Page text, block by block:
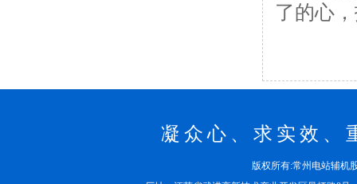
了的心
凝众心、求实效、
版权所有:常州电站辅